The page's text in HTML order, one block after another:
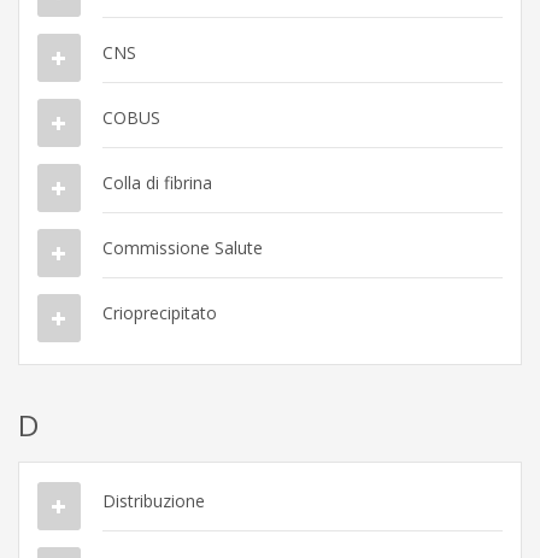
CNS
COBUS
Colla di fibrina
Commissione Salute
Crioprecipitato
D
Distribuzione